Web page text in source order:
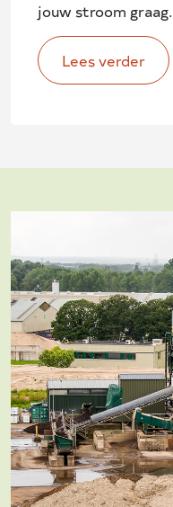
jouw stroom graag.
Lees verder